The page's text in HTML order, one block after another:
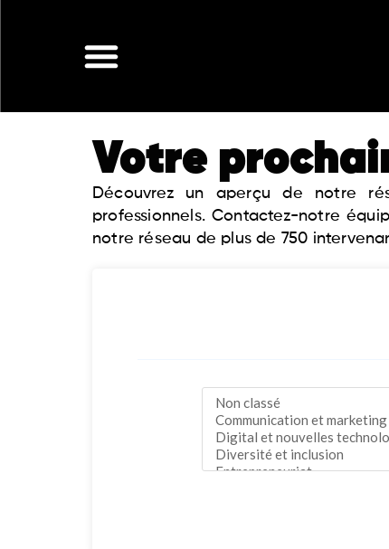
Votre
Découvrez un aperçu de notre
professionnels. Contactez-notre
notre réseau de plus de 750